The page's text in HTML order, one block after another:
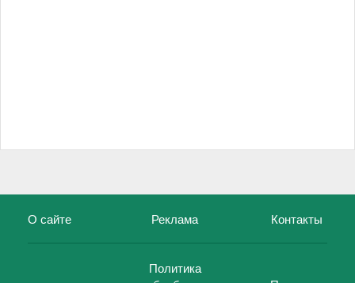
О сайте Реклама Контакты
Политика